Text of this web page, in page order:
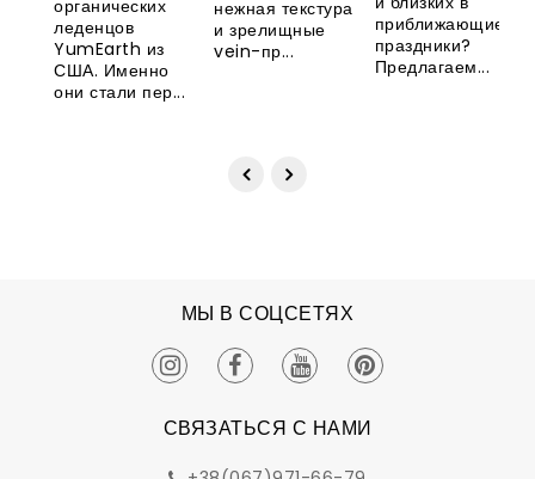
органических
леденцов
YumEarth из
США. Именно
они стали пер...
нежная текстура
и зрелищные
vein-пр...
приближающиеся
праздники?
Предлагаем...
МЫ В СОЦСЕТЯХ
СВЯЗАТЬСЯ С НАМИ